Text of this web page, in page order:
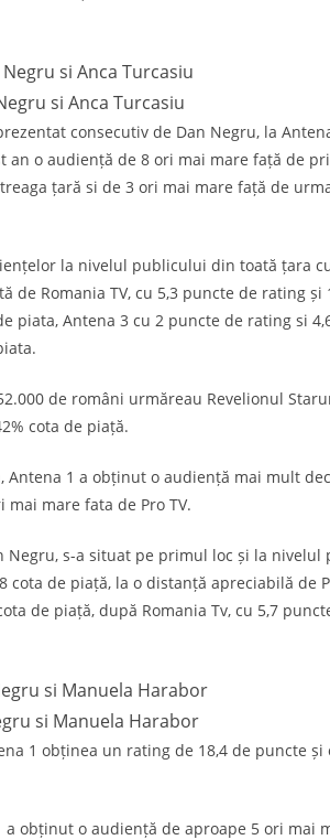
si Anca Turcasiu
consecutiv de Dan Negru, la
an o audiență de 8 ori mai mare față de
țară si de 3 ori mai mare față de
la nivelul publicului din toată țara cu
de Romania TV, cu 5,3 puncte de rating și
piata, Antena 3 cu 2 puncte de rating si
de români urmăreau Revelionul
cota de piață.
1 a obținut o audiență mai mult
mai mare fata de Pro TV.
s-a situat pe primul loc și la nivelul
de piață, la o distanță apreciabilă de
de piață, după Romania Tv, cu 5,7
si Manuela Harabor
obținea un rating de 18,4 de puncte și
o audiență de aproape 5 ori mai